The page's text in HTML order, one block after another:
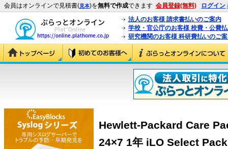
会員はオンラインで見積書(見本)を無料で作成できます 会員登録(無料) ログイン
法人のお客様 請求書払いのご案内
学校・官公庁のお客様 校費・公費
研究機関のお客様 科研費払いのご
Hewlett-Packard Care
24×7 1年 iLO Select